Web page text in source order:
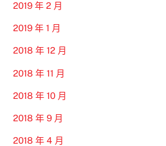
2019 年 2 月
2019 年 1 月
2018 年 12 月
2018 年 11 月
2018 年 10 月
2018 年 9 月
2018 年 4 月